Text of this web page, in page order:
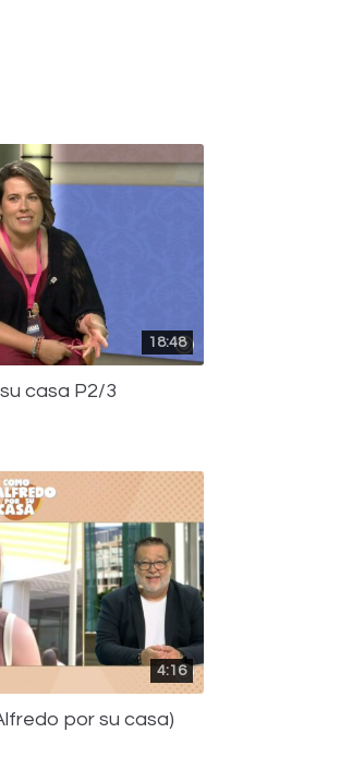
18:48
casa P2/3
4:16
por su casa)